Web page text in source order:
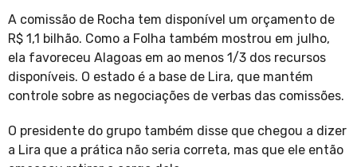
A comissão de Rocha tem disponível um orçamento de
R$ 1,1 bilhão. Como a Folha também mostrou em julho,
ela favoreceu Alagoas em ao menos 1/3 dos recursos
disponíveis. O estado é a base de Lira, que mantém
controle sobre as negociações de verbas das comissões.
O presidente do grupo também disse que chegou a dizer
a Lira que a prática não seria correta, mas que ele então